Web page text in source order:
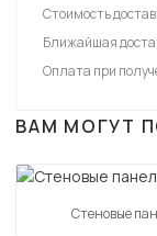
Стоимость
Ближайшая
Оплата при
ВАМ МОГУТ
Стеновые